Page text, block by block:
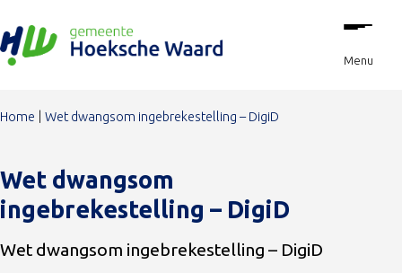
Menu
Home Wet dwangsom ingebrekestelling – DigiD
Wet dwangsom
ingebrekestelling – DigiD
Wet dwangsom ingebrekestelling – DigiD
1
van